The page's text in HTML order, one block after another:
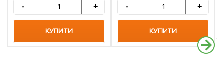
- +
КУПИТИ
- +
КУПИТИ